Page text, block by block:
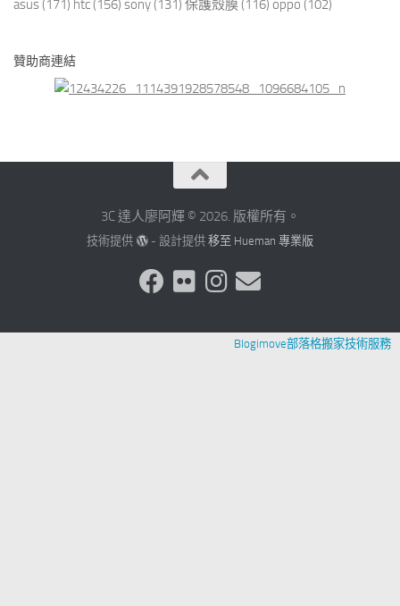
asus (171) htc (156) sony (131) 保護殼膜 (116) oppo (102)
贊助商連結
3C 達人廖阿輝 © 2026. 版權所有。
技術提供 - 設計提供 移至 Hueman 專業版
Blogimove部落格搬家技術服務